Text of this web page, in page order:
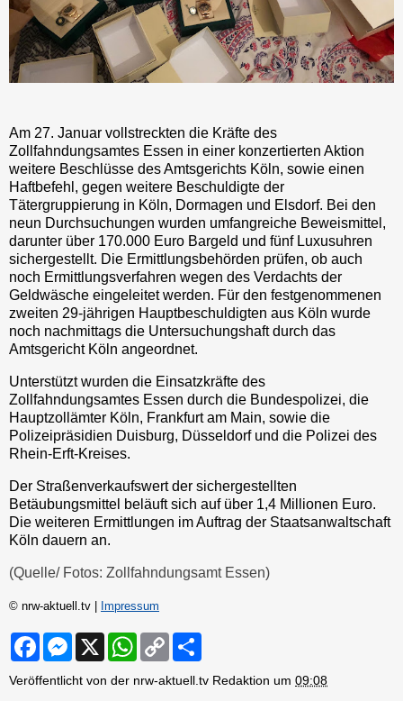
Am 27. Januar vollstreckten die Kräfte des
Zollfahndungsamtes Essen in einer konzertierten Aktion
weitere Beschlüsse des Amtsgerichts Köln, sowie einen
Haftbefehl, gegen weitere Beschuldigte der
Tätergruppierung in Köln, Dormagen und Elsdorf. Bei den
neun Durchsuchungen wurden umfangreiche Beweismittel,
darunter über 170.000 Euro Bargeld und fünf Luxusuhren
sichergestellt. Die Ermittlungsbehörden prüfen, ob auch
noch Ermittlungsverfahren wegen des Verdachts der
Geldwäsche eingeleitet werden. Für den festgenommenen
zweiten 29-jährigen Hauptbeschuldigten aus Köln wurde
noch nachmittags die Untersuchungshaft durch das
Amtsgericht Köln angeordnet.
Unterstützt wurden die Einsatzkräfte des
Zollfahndungsamtes Essen durch die Bundespolizei, die
Hauptzollämter Köln, Frankfurt am Main, sowie die
Polizeipräsidien Duisburg, Düsseldorf und die Polizei des
Rhein-Erft-Kreises.
Der Straßenverkaufswert der sichergestellten
Betäubungsmittel beläuft sich auf über 1,4 Millionen Euro.
Die weiteren Ermittlungen im Auftrag der Staatsanwaltschaft
Köln dauern an.
(Quelle/ Fotos: Zollfahndungsamt Essen)
© nrw-aktuell.tv | Impressum
F
e
M
s
X
W
t
C
y
r
Veröffentlicht von der nrw-aktuell.tv Redaktion um 09:08